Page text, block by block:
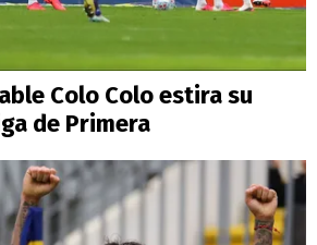
Colo Colo estira su
de Primera